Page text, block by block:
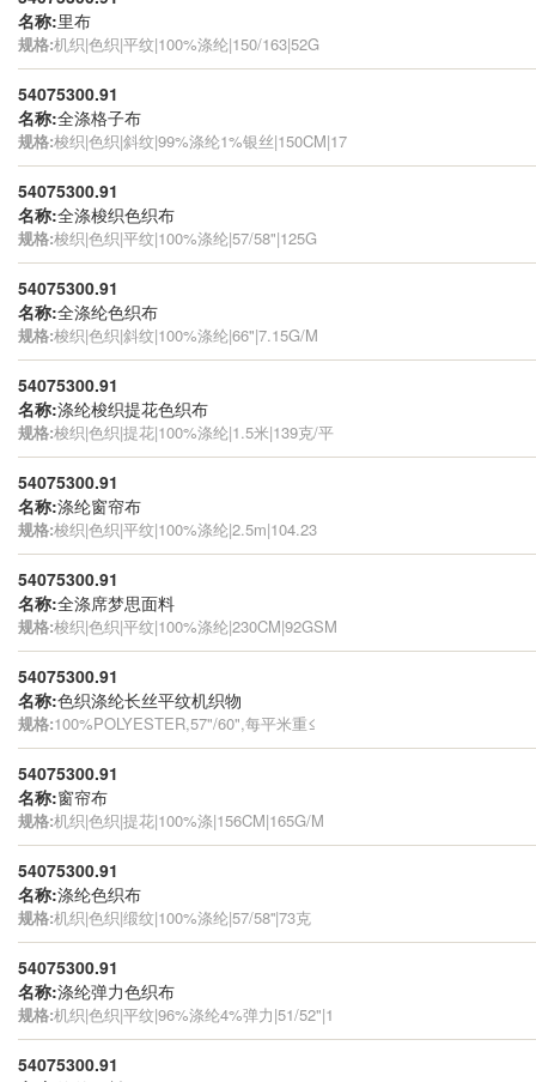
名称:里布
规格:机织|色织|平纹|100%涤纶|150/163|52G
54075300.91
名称:全涤格子布
规格:梭织|色织|斜纹|99%涤纶1%银丝|150CM|17
54075300.91
名称:全涤梭织色织布
规格:梭织|色织|平纹|100%涤纶|57/58"|125G
54075300.91
名称:全涤纶色织布
规格:梭织|色织|斜纹|100%涤纶|66"|7.15G/M
54075300.91
名称:涤纶梭织提花色织布
规格:梭织|色织|提花|100%涤纶|1.5米|139克/平
54075300.91
名称:涤纶窗帘布
规格:梭织|色织|平纹|100%涤纶|2.5m|104.23
54075300.91
名称:全涤席梦思面料
规格:梭织|色织|平纹|100%涤纶|230CM|92GSM
54075300.91
名称:色织涤纶长丝平纹机织物
规格:100%POLYESTER,57"/60",每平米重≤
54075300.91
名称:窗帘布
规格:机织|色织|提花|100%涤|156CM|165G/M
54075300.91
名称:涤纶色织布
规格:机织|色织|缎纹|100%涤纶|57/58''|73克
54075300.91
名称:涤纶弹力色织布
规格:机织|色织|平纹|96%涤纶4%弹力|51/52"|1
54075300.91